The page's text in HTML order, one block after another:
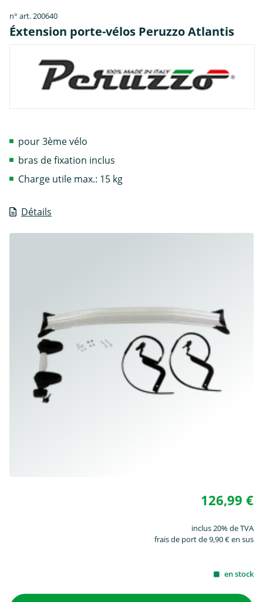
n° art. 200640
Éxtension porte-vélos Peruzzo Atlantis
Détails
pour 3ème vélo
bras de fixation inclus
Charge utile max.: 15 kg
126,99 €
inclus 20% de TVA
frais de port de 9,90 € en sus
en stock